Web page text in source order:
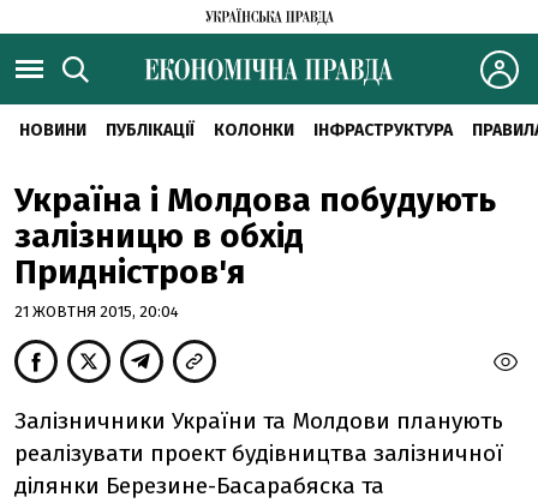
НОВИНИ ПУБЛІКАЦІЇ КОЛОНКИ ІНФРАСТРУКТУРА
Україна і Молдова побудують
залізницю в обхід
Придністров'я
21 ЖОВТНЯ 2015, 20:04
Залізничники України та Молдови планують
реалізувати проект будівництва залізничної
ділянки Березине-Басарабяска та